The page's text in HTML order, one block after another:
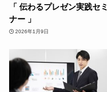
「 伝わるプレゼン実践セミ
ナー 」
2026年1月9日